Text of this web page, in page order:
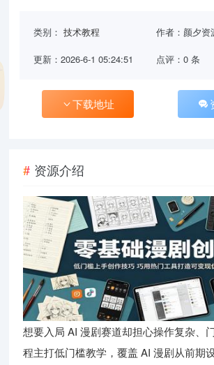
类别：技术教程 作者：颜夕资
更新：2026-6-1 05:24:51 点评：0 条
下载地址
资源介绍
想要入局 AI 漫剧赛道却担心操作复杂、
程主打低门槛教学，覆盖 AI 漫剧从前期